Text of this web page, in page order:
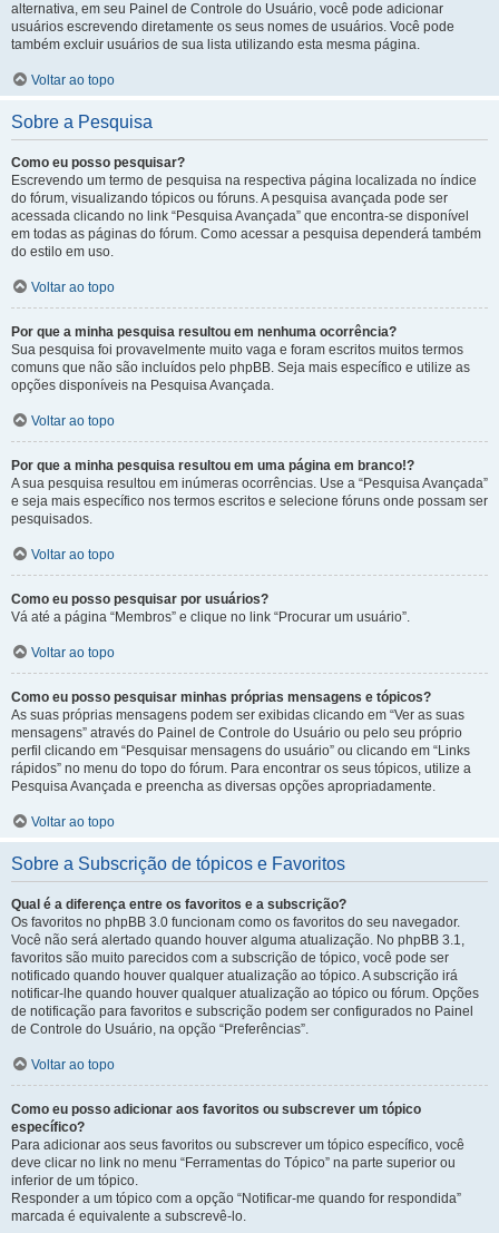
alternativa, em seu Painel de Controle do Usuário, você pode adicionar
usuários escrevendo diretamente os seus nomes de usuários. Você pode
também excluir usuários de sua lista utilizando esta mesma página.
Voltar ao topo
Sobre a Pesquisa
Como eu posso pesquisar?
Escrevendo um termo de pesquisa na respectiva página localizada no índice
do fórum, visualizando tópicos ou fóruns. A pesquisa avançada pode ser
acessada clicando no link “Pesquisa Avançada” que encontra-se disponível
em todas as páginas do fórum. Como acessar a pesquisa dependerá também
do estilo em uso.
Voltar ao topo
Por que a minha pesquisa resultou em nenhuma ocorrência?
Sua pesquisa foi provavelmente muito vaga e foram escritos muitos termos
comuns que não são incluídos pelo phpBB. Seja mais específico e utilize as
opções disponíveis na Pesquisa Avançada.
Voltar ao topo
Por que a minha pesquisa resultou em uma página em branco!?
A sua pesquisa resultou em inúmeras ocorrências. Use a “Pesquisa Avançada”
e seja mais específico nos termos escritos e selecione fóruns onde possam ser
pesquisados.
Voltar ao topo
Como eu posso pesquisar por usuários?
Vá até a página “Membros” e clique no link “Procurar um usuário”.
Voltar ao topo
Como eu posso pesquisar minhas próprias mensagens e tópicos?
As suas próprias mensagens podem ser exibidas clicando em “Ver as suas
mensagens” através do Painel de Controle do Usuário ou pelo seu próprio
perfil clicando em “Pesquisar mensagens do usuário” ou clicando em “Links
rápidos” no menu do topo do fórum. Para encontrar os seus tópicos, utilize a
Pesquisa Avançada e preencha as diversas opções apropriadamente.
Voltar ao topo
Sobre a Subscrição de tópicos e Favoritos
Qual é a diferença entre os favoritos e a subscrição?
Os favoritos no phpBB 3.0 funcionam como os favoritos do seu navegador.
Você não será alertado quando houver alguma atualização. No phpBB 3.1,
favoritos são muito parecidos com a subscrição de tópico, você pode ser
notificado quando houver qualquer atualização ao tópico. A subscrição irá
notificar-lhe quando houver qualquer atualização ao tópico ou fórum. Opções
de notificação para favoritos e subscrição podem ser configurados no Painel
de Controle do Usuário, na opção “Preferências”.
Voltar ao topo
Como eu posso adicionar aos favoritos ou subscrever um tópico
específico?
Para adicionar aos seus favoritos ou subscrever um tópico específico, você
deve clicar no link no menu “Ferramentas do Tópico” na parte superior ou
inferior de um tópico.
Responder a um tópico com a opção “Notificar-me quando for respondida”
marcada é equivalente a subscrevê-lo.